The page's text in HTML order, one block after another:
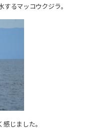
るマッコウクジラ。
じました。